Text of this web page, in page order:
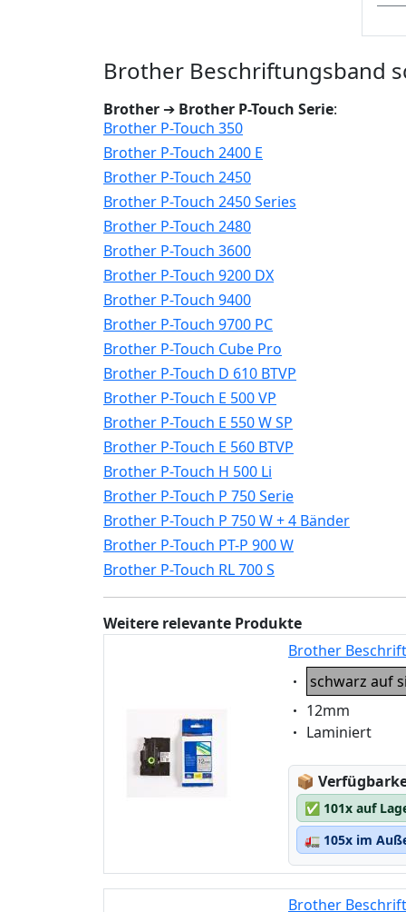
Brother Beschriftungsband
Brother ➔ Brother P-Touch Serie:
Brother P-Touch 350
Brother P-Touch 2400 E
Brother P-Touch 2450
Brother P-Touch 2450 Series
Brother P-Touch 2480
Brother P-Touch 3600
Brother P-Touch 9200 DX
Brother P-Touch 9400
Brother P-Touch 9700 PC
Brother P-Touch Cube Pro
Brother P-Touch D 610 BTVP
Brother P-Touch E 500 VP
Brother P-Touch E 550 W SP
Brother P-Touch E 560 BTVP
Brother P-Touch H 500 Li
Brother P-Touch P 750 Serie
Brother P-Touch P 750 W + 4 Bänder
Brother P-Touch PT-P 900 W
Brother P-Touch RL 700 S
Weitere relevante Produkte
Brother
Eigenschaft:
schwarz auf
Eigenschaft:
12mm
Eigenschaft:
Laminiert
📦
✅ 101x auf
🚛 105x im
Brother